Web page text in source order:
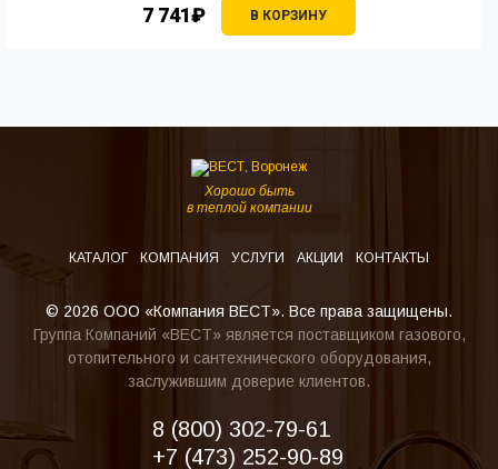
7 741₽ В КОРЗИНУ
Хорошо быть
в теплой компании
КАТАЛОГ КОМПАНИЯ УСЛУГИ АКЦИИ КОНТАКТЫ
© 2026 ООО «Компания ВЕСТ». Все права защищены.
Группа Компаний «ВЕСТ» является поставщиком газового,
отопительного и сантехнического оборудования,
заслужившим доверие клиентов.
8 (800) 302-79-61
+7 (473) 252-90-89